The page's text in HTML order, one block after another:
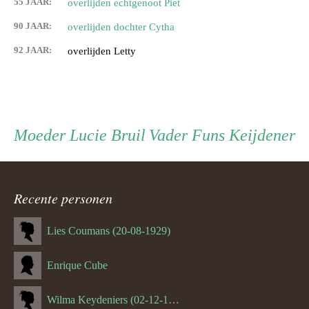
overlijden echtgenoot Piet
90 JAAR: overlijden dochter Cytha
92 JAAR: overlijden Letty
Persoon
ouder
navigatie
Vader Vader
Funs Keijdener
MoederMoeder
Lucie Bruil
Recente personen
Lies Coumans (20-08-1929)
Enrique Cube
Wilma Keydeniers (02-12-1953)